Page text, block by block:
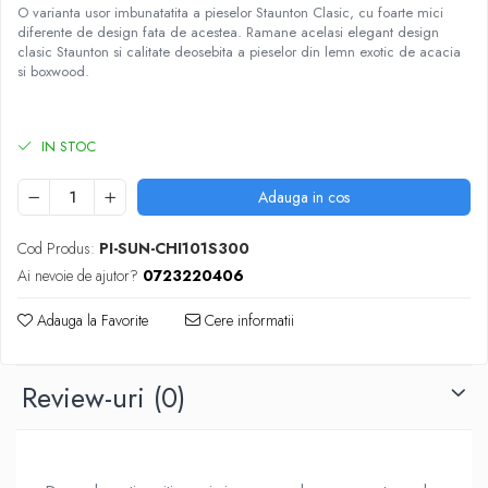
DGT
Finaluri
Instruire Generala
Lemn De Boxwood
Lemn De Carpen (hornbeam)
Lemn De Sheesham
Piese de sah DGT
Piese De Sah Tematice Din Plastic
Piese Din Lemn
Piese rezerva
Piese sah electronice
O varianta usor imbunatatita a pieselor Staunton Clasic, cu foarte mici
diferente de design fata de acestea. Ramane acelasi elegant design
clasic Staunton si calitate deosebita a pieselor din lemn exotic de acacia
si boxwood.
IN STOC
Adauga in cos
Cod Produs: PI-SUN-CHI101S300
Ai nevoie de ajutor? 0723220406
Adauga la Favorite Cere informatii
Review-uri (0)